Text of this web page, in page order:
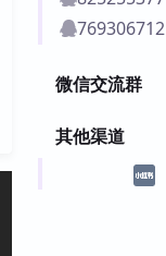
769306712
微信交流群
其他渠道